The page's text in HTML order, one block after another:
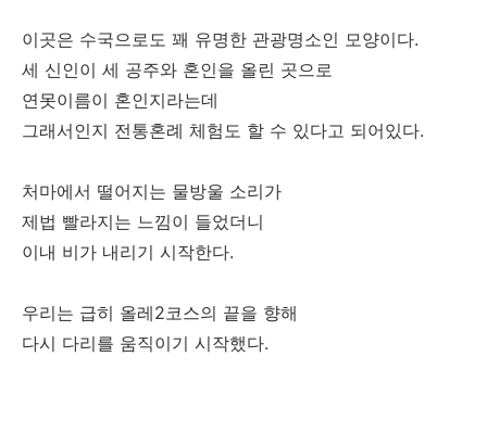
이곳은 수국으로도 꽤 유명한 관광명소인 모양이다.
세 신인이 세 공주와 혼인을 올린 곳으로
연못이름이 혼인지라는데
그래서인지 전통혼례 체험도 할 수 있다고 되어있다.
처마에서 떨어지는 물방울 소리가
제법 빨라지는 느낌이 들었더니
이내 비가 내리기 시작한다.
우리는 급히 올레2코스의 끝을 향해
다시 다리를 움직이기 시작했다.